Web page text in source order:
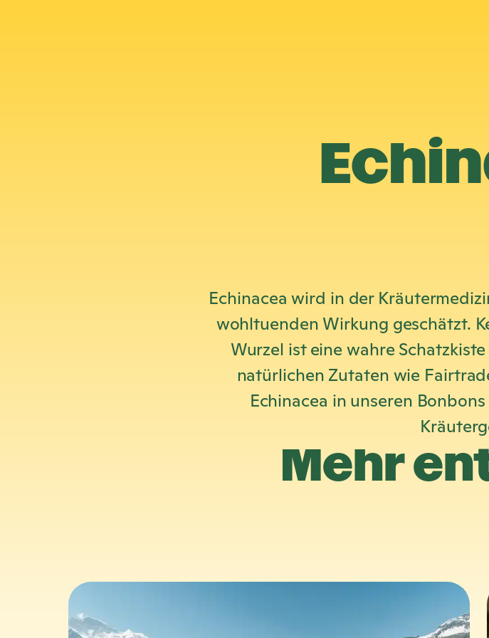
Echinacea wird in der
wohltuenden Wirkung geschätzt.
Wurzel ist eine wahre
natürlichen Zutaten wie
Echinacea in unseren
Mehr
M
e
h
r
e